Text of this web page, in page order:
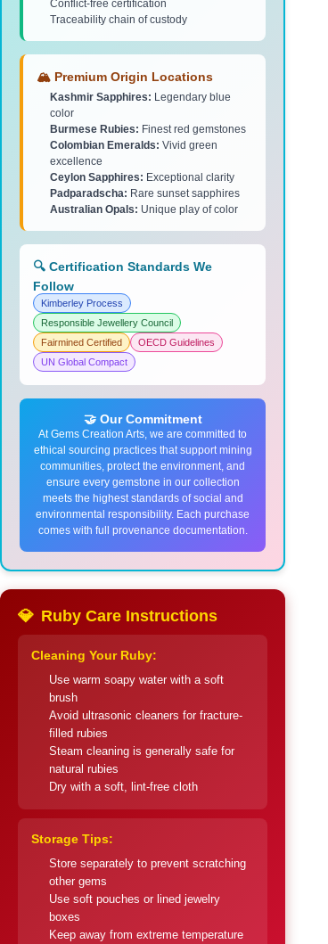
Conflict-free certification
Traceability chain of custody
🏔️ Premium Origin Locations
Kashmir Sapphires: Legendary blue
color
Burmese Rubies: Finest red gemstones
Colombian Emeralds: Vivid green
excellence
Ceylon Sapphires: Exceptional clarity
Padparadscha: Rare sunset sapphires
Australian Opals: Unique play of color
🔍 Certification Standards We
Follow
Kimberley Process
Responsible Jewellery Council
Fairmined Certified
OECD Guidelines
UN Global Compact
🤝 Our Commitment
At Gems Creation Arts, we are committed to
ethical sourcing practices that support mining
communities, protect the environment, and
ensure every gemstone in our collection
meets the highest standards of social and
environmental responsibility. Each purchase
comes with full provenance documentation.
💎 Ruby Care Instructions
Cleaning Your Ruby:
Use warm soapy water with a soft
brush
Avoid ultrasonic cleaners for fracture-
filled rubies
Steam cleaning is generally safe for
natural rubies
Dry with a soft, lint-free cloth
Storage Tips:
Store separately to prevent scratching
other gems
Use soft pouches or lined jewelry
boxes
Keep away from extreme temperature